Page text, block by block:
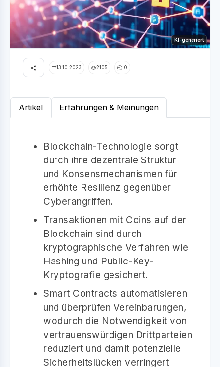
KI-generiert
13.10.2023 2105 0
Artikel Erfahrungen & Meinungen
Blockchain-Technologie sorgt
durch ihre dezentrale Struktur
und Konsensmechanismen für
erhöhte Resilienz gegenüber
Cyberangriffen.
Transaktionen mit Coins auf der
Blockchain sind durch
kryptographische Verfahren wie
Hashing und Public-Key-
Kryptografie gesichert.
Smart Contracts automatisieren
und überprüfen Vereinbarungen,
wodurch die Notwendigkeit von
vertrauenswürdigen Drittparteien
reduziert und damit potenzielle
Sicherheitslücken verringert